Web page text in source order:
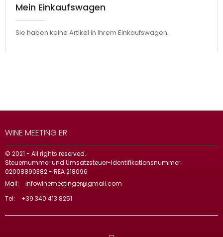
Mein Einkaufswagen
Sie haben keine Artikel in Ihrem Einkaufswagen.
WINE MEETING ER
© 2021 - All rights reserved.
Steuernummer und Umsatzsteuer-Identifikationsnummer:
02008890382 - REA 218096
Mail:
infowinemeetinger@gmail.com
Tel:
+39 340 413 8251